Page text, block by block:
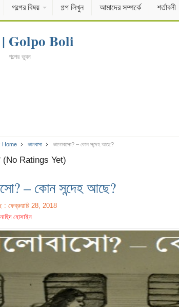
গল্পের বিষয় গল্প লিখুন আমাদের সম্পর্কে শর্তাবলী
| Golpo Boli
গল্পের ভুবন
Home ভালবাসা ভালোবাসো? – কোন সন্দেহ আছে?
(No Ratings Yet)
– কোন সন্দেহ আছে?
: ফেব্রুয়ারি 28, 2018
নাহিদ হোসাইন